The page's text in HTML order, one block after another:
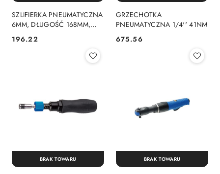
SZLIFIERKA PNEUMATYCZNA
6MM, DŁUGOŚĆ 168MM,
22000 OBR.
Cena:
196.22
GRZECHOTKA
PNEUMATYCZNA 1/4'' 41NM
Cena:
675.56
BRAK TOWARU BRAK TOWARU